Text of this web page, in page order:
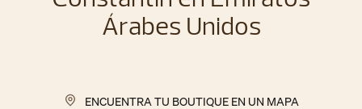
Árabes Unidos
ENCUENTRA TU BOUTIQUE EN UN MAPA